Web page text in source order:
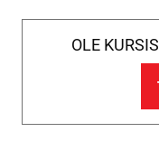
OLE